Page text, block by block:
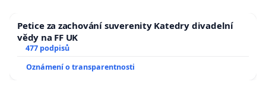
Petice za zachování suverenity Katedry divadelní
vědy na FF UK
477 podpisů
Oznámení o transparentnosti